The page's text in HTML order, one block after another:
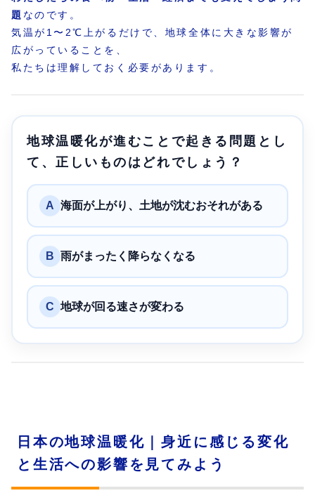
題 なのです。
気温が1〜2℃上がるだけで、地球全体に大きな影響が
広がっていることを、
私たちは理解しておく必要があります。
地球温暖化が進むことで起きる問題とし
て、正しいものはどれでしょう？
A 海面が上がり、土地が沈むおそれがある
B 雨がまったく降らなくなる
C 地球が回る速さが変わる
日本の地球温暖化｜身近に感じる変化
と生活への影響を見てみよう